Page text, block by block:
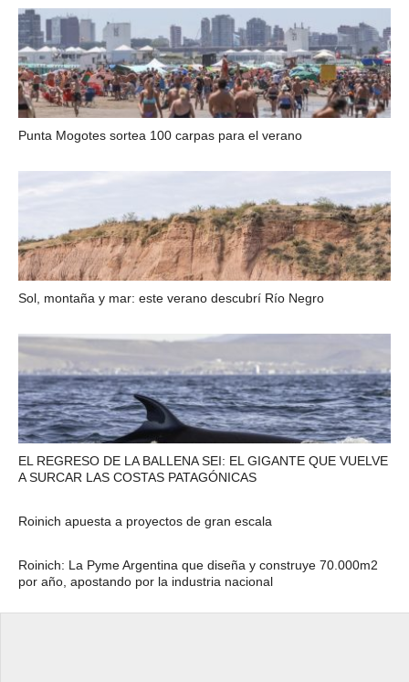
Punta Mogotes sortea 100 carpas para el verano
Sol, montaña y mar: este verano descubrí Río Negro
EL REGRESO DE LA BALLENA SEI: EL GIGANTE QUE VUELVE
A SURCAR LAS COSTAS PATAGÓNICAS
Roinich apuesta a proyectos de gran escala
Roinich: La Pyme Argentina que diseña y construye 70.000m2
por año, apostando por la industria nacional